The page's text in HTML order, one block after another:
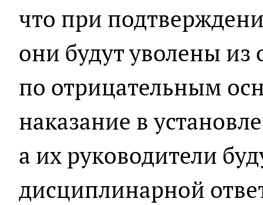
что при
они будут уволены из
по отрицательным
наказание в
а их руководители
дисциплинарной